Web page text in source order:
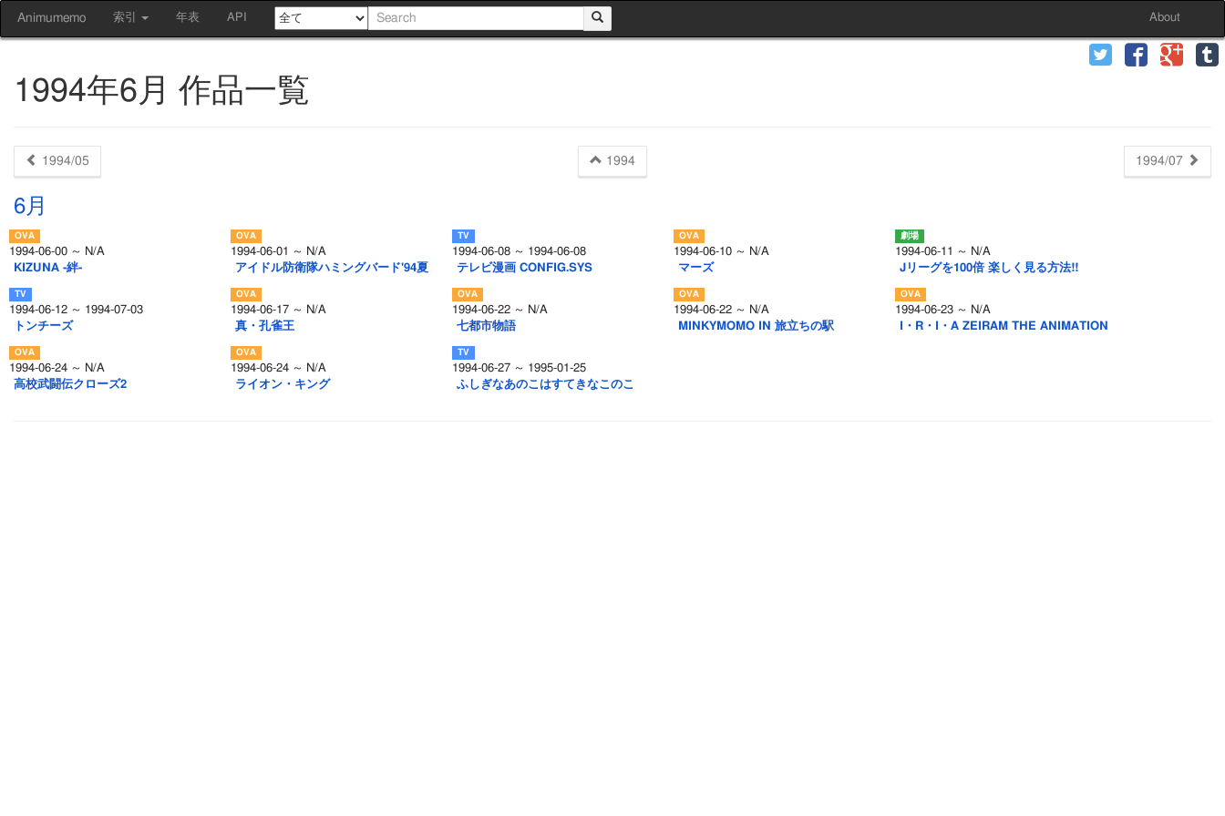
Animumemo 索引 年表 API About
1994年6月 作品一覧
1994/05 1994 1994/07
6月
1994-06-00 ～ N/A
KIZUNA -絆-
1994-06-01 ～ N/A
アイドル防衛隊ハミングバード'94夏
1994-06-08 ～ 1994-06-08
テレビ漫画 CONFIG.SYS
1994-06-10 ～ N/A
マーズ
1994-06-11 ～ N/A
Jリーグを100倍 楽しく見る方法!!
1994-06-12 ～ 1994-07-03
トンチーズ
1994-06-17 ～ N/A
真・孔雀王
1994-06-22 ～ N/A
七都市物語
1994-06-22 ～ N/A
MINKYMOMO IN 旅立ちの駅
1994-06-23 ～ N/A
I・R・I・A ZEIRAM THE ANIMATION
1994-06-24 ～ N/A
高校武闘伝クローズ2
1994-06-24 ～ N/A
ライオン・キング
1994-06-27 ～ 1995-01-25
ふしぎなあのこはすてきなこのこ